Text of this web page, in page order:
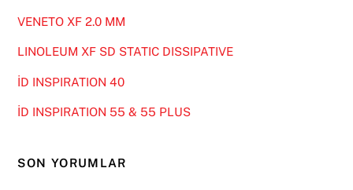
VENETO XF 2.0 MM
LINOLEUM XF SD STATIC DISSIPATIVE
İD INSPIRATION 40
İD INSPIRATION 55 & 55 PLUS
SON YORUMLAR